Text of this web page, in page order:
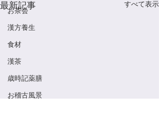
お茶会
漢方養生
食材
漢茶
歳時記薬膳
お稽古風景
最新記事 すべて表示